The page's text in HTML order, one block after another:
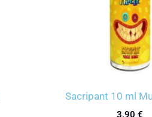
Sacripant 10 ml
3,90 €